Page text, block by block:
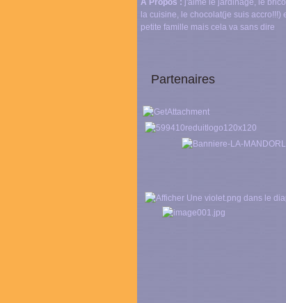
À Propos : j'aime le jardinage, le
la cuisine, le chocolat(je suis accro!!!)
petite famille mais cela va sans dire
Partenaires